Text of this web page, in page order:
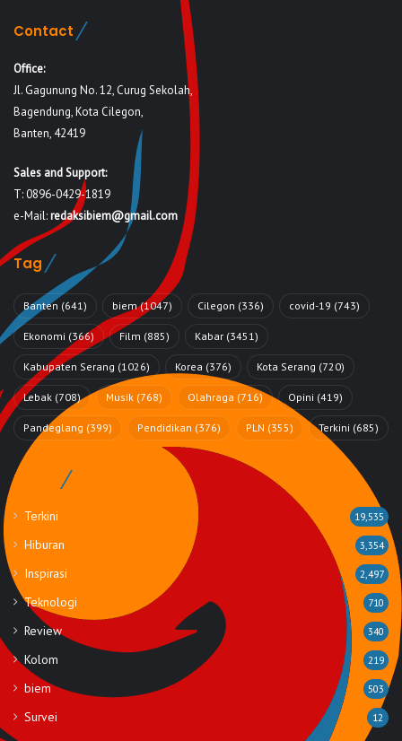
Contact
Office:
Jl. Gagunung No. 12, Curug Sekolah,
Bagendung, Kota Cilegon,
Banten, 42419
Sales and Support:
T: 0896-0429-1819
e-Mail:redaksibiem@gmail.com
Tag
Banten (641) biem(1047) Cilegon (336) covid-19 (743)
Ekonomi (366) Film (885) Kabar (3451)
Kabupaten Serang (1026) Korea (376) Kota Serang (720)
Lebak (708) Musik (768) Olahraga (716) Opini (419)
Pandeglang (399) Pendidikan (376) PLN (355) Terkini (685)
Rubrik
Terkini 19,535
Hiburan 3,354
Inspirasi 2,497
Teknologi 710
Review 340
Kolom 219
biem 503
Survei 12